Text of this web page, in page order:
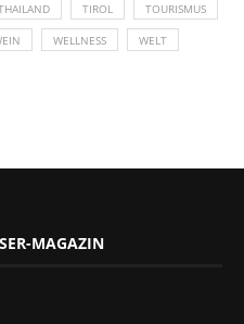
TIROL TOURISMUS
WELLNESS WELT
MAGAZIN